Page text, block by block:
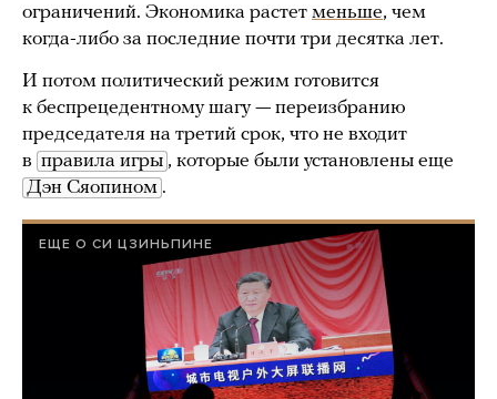
ограничений. Экономика растет меньше, чем
когда-либо за последние почти три десятка лет.
И потом политический режим готовится
к беспрецедентному шагу — переизбранию
председателя на третий срок, что не входит
в правила игры , которые были установлены еще
Дэн Сяопином .
ЕЩЕ О СИ ЦЗИНЬПИНЕ